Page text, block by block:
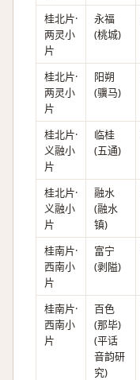
桂北片·
两灵小
片
永福
(桃城)
桂北片·
两灵小
片
阳朔
(骥马)
桂北片·
义融小
片
临桂
(五通)
桂北片·
义融小
片
融水
(融水
镇)
桂南片·
西南小
片
富宁
(剥隘)
桂南片·
西南小
片
百色
(那毕)
(平话
音韵研
究)